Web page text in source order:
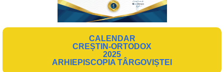
CALENDAR
CREȘTIN-ORTODOX
2025
ARHIEPISCOPIA TÂRGOVIȘTEI